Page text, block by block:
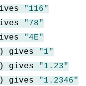
"116"
"78"
"4E"
gives "1"
gives "1.23"
gives "1.2346"